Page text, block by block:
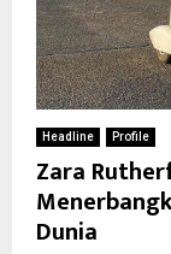
Headline Profile
Zara
Dunia